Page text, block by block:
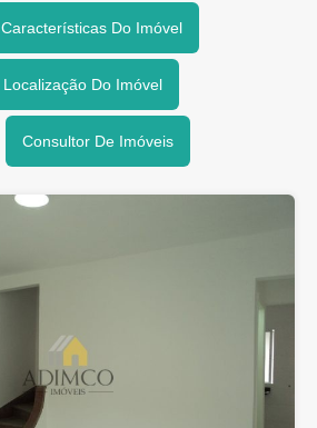
Características Do Imóvel
Localização Do Imóvel
Consultor De Imóveis